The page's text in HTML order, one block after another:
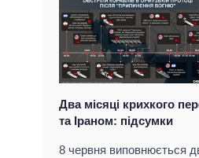
Два місяці крихкого
та Іраном: підсумки
8 червня виповнюється